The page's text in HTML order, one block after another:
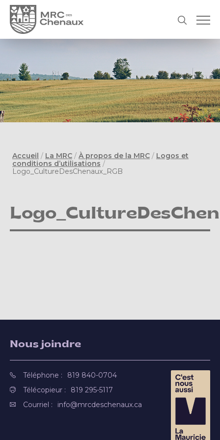
Accueil / La MRC / À propos de la MRC / Logos et
conditions d’utilisations /
Logo_CultureDesChenaux_RGB
Nous joindre
Téléphone :
819 840-0704
Télécopieur :
819 295-5117
Courriel :
info@mrcdeschenaux.ca